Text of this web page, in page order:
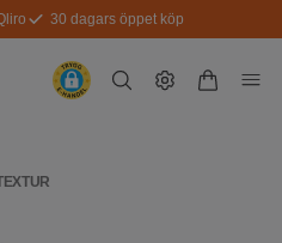
30 dagars öppet köp